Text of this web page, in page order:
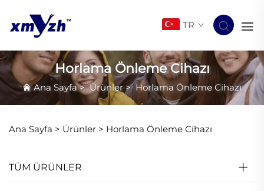
TR
Horlama Önleme Cihazı
Ana Sayfa>Ürünler >Horlama Önleme Cihazı
Ana Sayfa > Ürünler > Horlama Önleme Cihazı
TÜM ÜRÜNLER